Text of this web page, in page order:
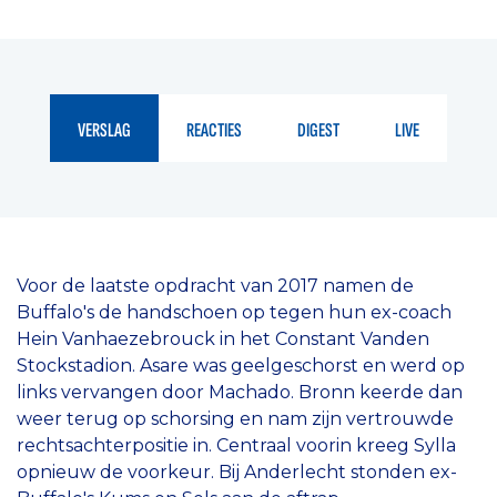
VERSLAG REACTIES DIGEST LIVE
Voor de laatste opdracht van 2017 namen de
Buffalo's de handschoen op tegen hun ex-coach
Hein Vanhaezebrouck in het Constant Vanden
Stockstadion. Asare was geelgeschorst en werd op
links vervangen door Machado. Bronn keerde dan
weer terug op schorsing en nam zijn vertrouwde
rechtsachterpositie in. Centraal voorin kreeg Sylla
opnieuw de voorkeur. Bij Anderlecht stonden ex-